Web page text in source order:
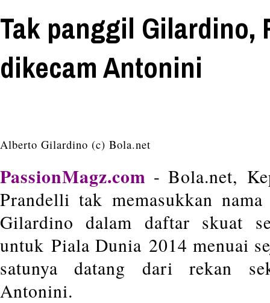
Tak panggil Gilardino,
dikecam Antonini
Alberto Gilardino (c) Bola.net
PassionMagz.com - Bola.net,
Prandelli tak memasukkan
Gilardino dalam daftar skuat
untuk Piala Dunia 2014 menuai
satunya datang dari rekan
Antonini.